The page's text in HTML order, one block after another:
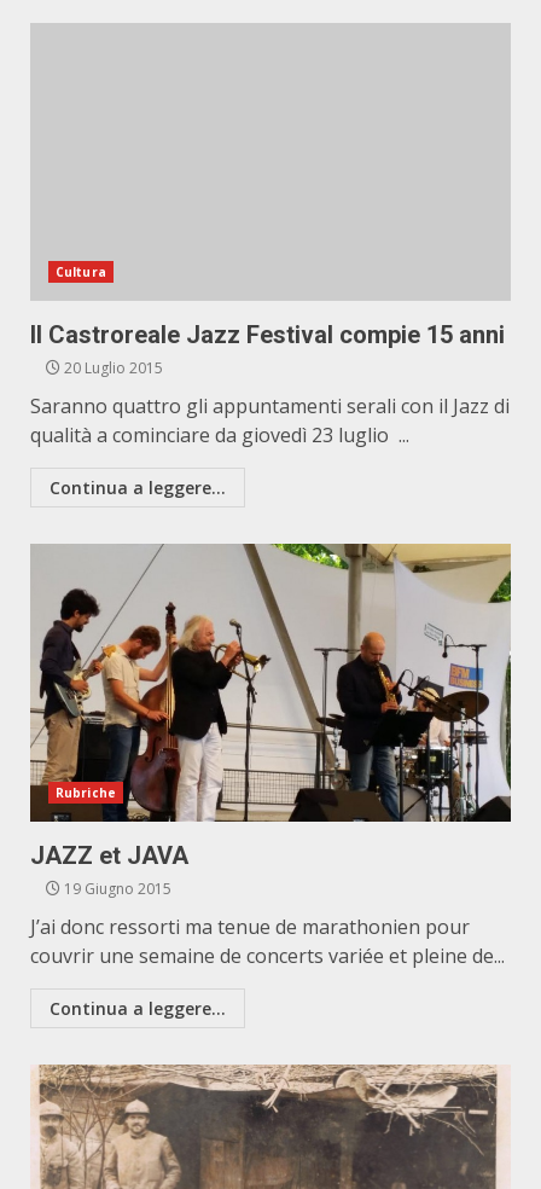
Cultura
Il Castroreale Jazz Festival compie 15 anni
20 Luglio 2015
Saranno quattro gli appuntamenti serali con il Jazz di
qualità a cominciare da giovedì 23 luglio ...
Continua a leggere...
Rubriche
JAZZ et JAVA
19 Giugno 2015
J’ai donc ressorti ma tenue de marathonien pour
couvrir une semaine de concerts variée et pleine de...
Continua a leggere...